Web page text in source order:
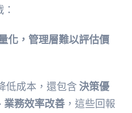
化，管理層難以評估價
低成本，還包含 決策優
業務效率改善 ，這些回報